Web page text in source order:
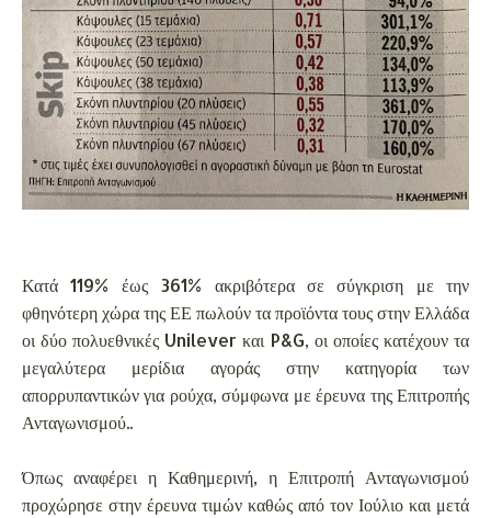
Κατά 119% έως 361% ακριβότερα σε σύγκριση με την
φθηνότερη χώρα της ΕΕ πωλούν τα προϊόντα τους στην Ελλάδα
οι δύο πολυεθνικές Unilever και P&G, οι οποίες κατέχουν τα
μεγαλύτερα μερίδια αγοράς στην κατηγορία των
απορρυπαντικών για ρούχα, σύμφωνα με έρευνα της Επιτροπής
Ανταγωνισμού..
Όπως αναφέρει η Καθημερινή, η Επιτροπή Ανταγωνισμού
προχώρησε στην έρευνα τιμών καθώς από τον Ιούλιο και μετά